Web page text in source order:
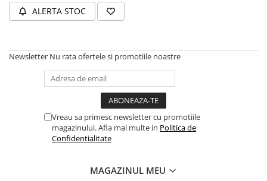
Instrumente de scris
Organizare si Arhivare
Articole scolare
Caiete si Carnetele scolare
Ghiozdane si Penare scolare
Instrumente de scris
ALERTA STOC
Newsletter Nu rata ofertele si promotiile noastre
Vreau sa primesc newsletter cu promotiile
magazinului. Afla mai multe in Politica de
Confidentialitate
MAGAZINUL MEU